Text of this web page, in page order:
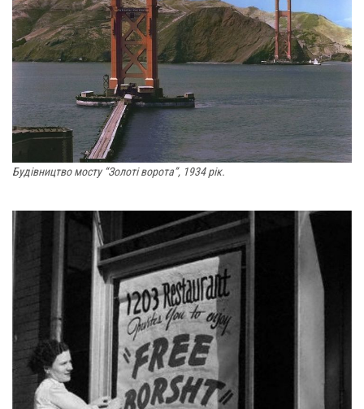
Будівництво мосту “Золоті ворота”, 1934 рік.